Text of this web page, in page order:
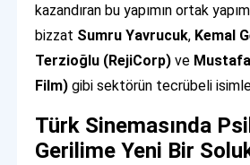
kazandıran bu yapımın ortak
bizzat Sumru Yavrucuk, Kemal
Terzioğlu (RejiCorp) ve
Film) gibi sektörün tecrübeli
Türk Sinemasında
Gerilime Yeni Bir